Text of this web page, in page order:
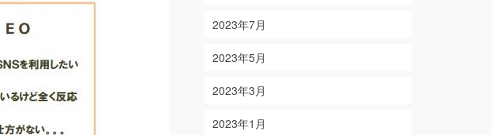
2023年7月
2023年5月
2023年3月
2023年1月